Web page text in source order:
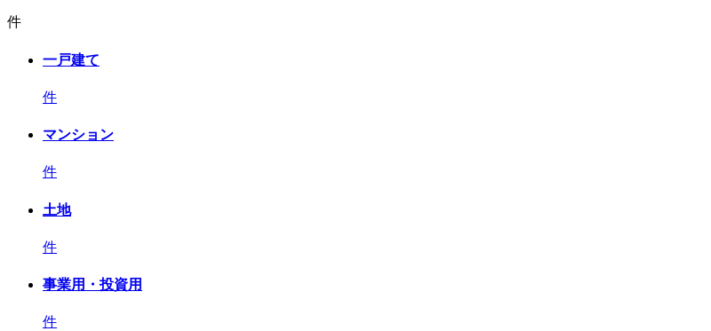
件
一戸建て
件
マンション
件
土地
件
事業用・投資用
件